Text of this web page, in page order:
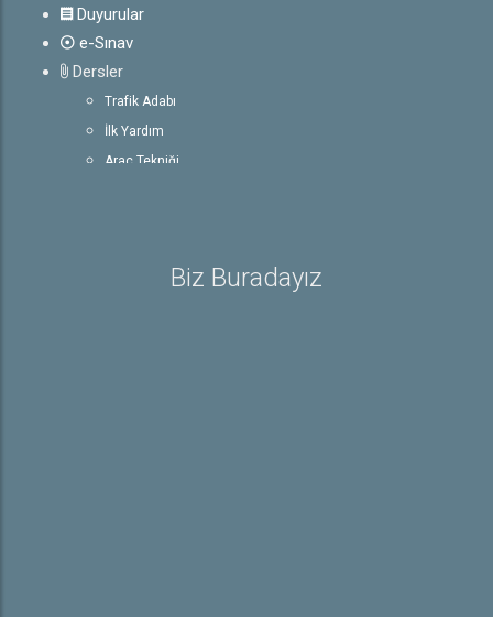
Duyurular
e-Sınav
Dersler
Trafik Adabı
İlk Yardım
Araç Tekniği
Sürücü BelgeleriBiz Buradayız